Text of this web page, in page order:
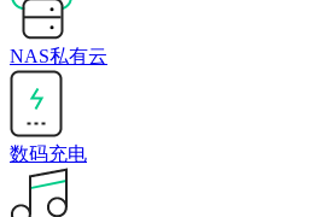
NAS私有云
数码充电